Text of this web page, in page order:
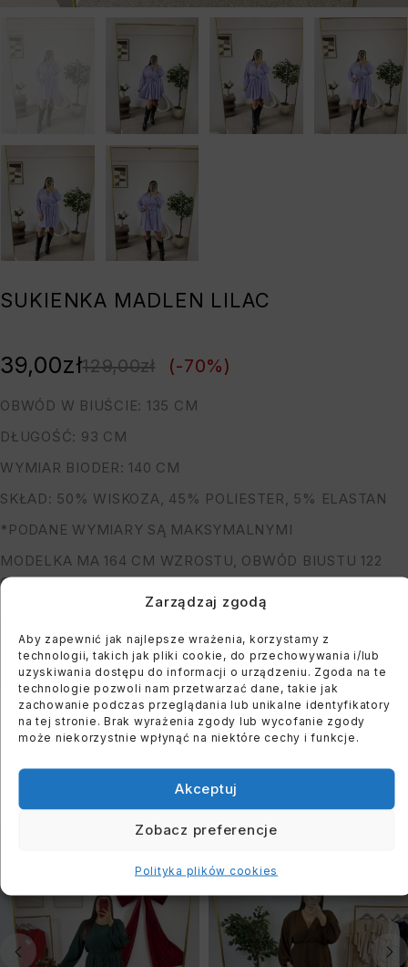
Zarządzaj zgodą
Aby zapewnić jak najlepsze wrażenia, korzystamy z
technologii, takich jak pliki cookie, do przechowywania i/lub
uzyskiwania dostępu do informacji o urządzeniu. Zgoda na te
technologie pozwoli nam przetwarzać dane, takie jak
zachowanie podczas przeglądania lub unikalne identyfikatory
na tej stronie. Brak wyrażenia zgody lub wycofanie zgody
może niekorzystnie wpłynąć na niektóre cechy i funkcje.
Akceptuj
Zobacz preferencje
Polityka plików cookies
SUKIENKA MADLEN LILAC
OBWÓD W BIUŚCIE: 135 CM
DŁUGOŚĆ: 93 CM
WYMIAR BIODER: 140 CM
SKŁAD: 50% WISKOZA, 45% POLIESTER, 5% ELASTAN
*PODANE WYMIARY SĄ MAKSYMALNYMI
MODELKA MA 164 CM WZROSTU, OBWÓD BIUSTU 122
CM I BIODER: 118 CM
129,00zł
39,00zł (-70%)
You must register to use the waitlist feature. Please
login or create an account
WYPRZEDANE